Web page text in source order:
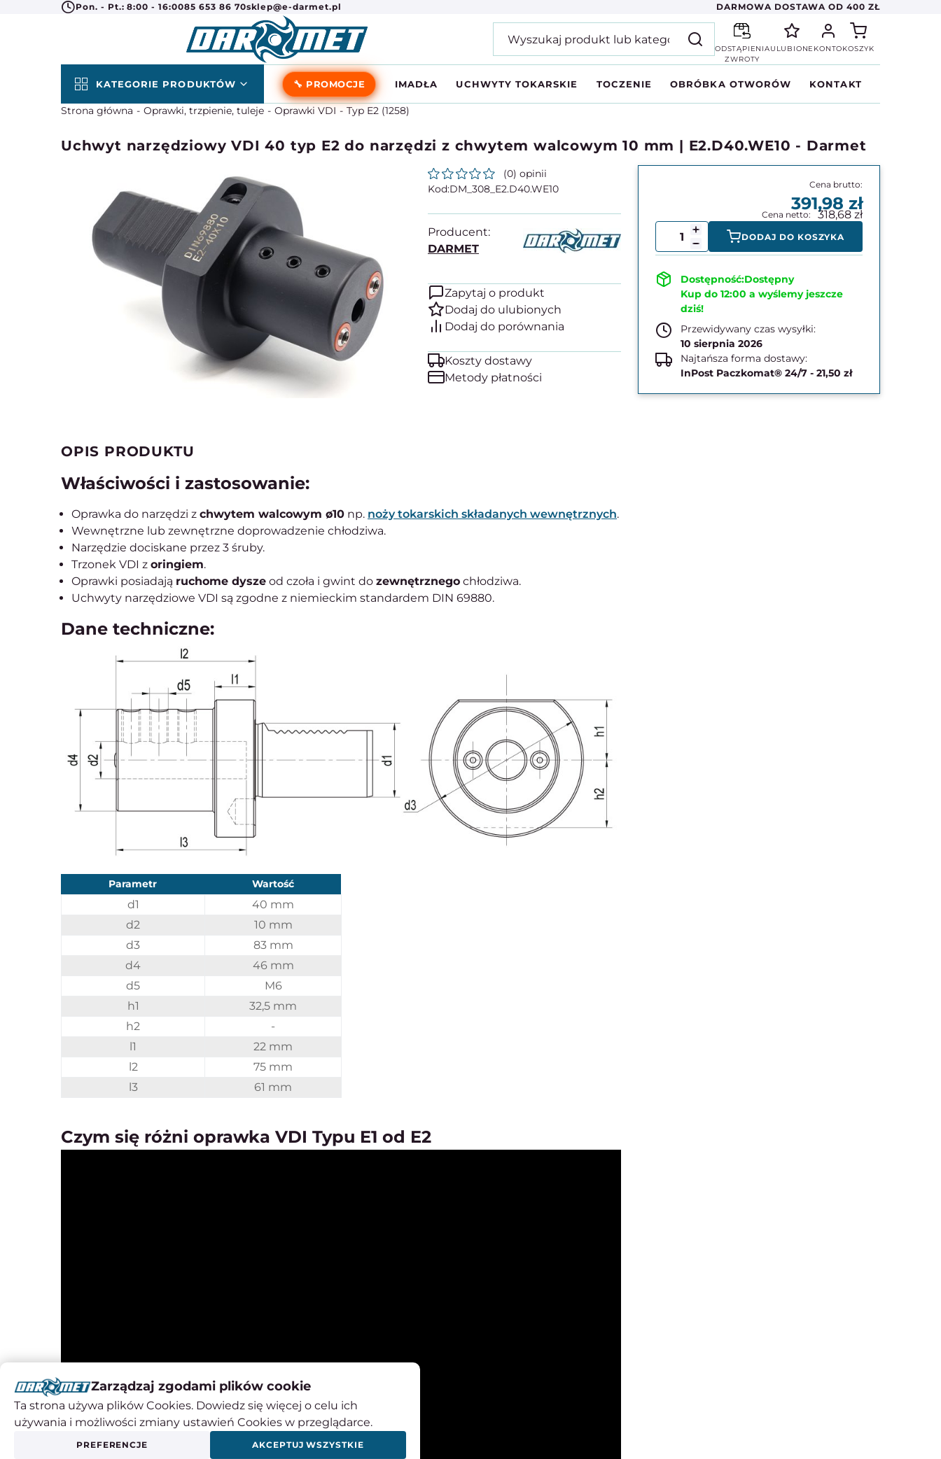
Pon. - Pt.: 8:00 - 16:0085 653 86 70sklep@e-darmet.pl DARMOWA DOSTAWA OD 400 ZŁ
ODSTĄPIENIA
ZWROTY
ULUBIONE KONTOKOSZYK
KATEGORIE PRODUKTÓW 🔧 PROMOCJE IMADŁA UCHWYTY TOKARSKIE TOCZENIE OBRÓBKA OTWORÓW KONTAKT
Strona główna Oprawki, trzpienie, tuleje Oprawki VDI Typ E2 (1258)
Uchwyt narzędziowy VDI 40 typ E2 do narzędzi z chwytem walcowym 10 mm | E2.D40.WE10 - Darmet
(0) opinii
DM_308_E2.D40.WE10
Producent:
DARMET
Zapytaj o produkt
Koszty dostawy
Metody płatności
391,98
318,68
DODAJ DO KOSZYKA
Dostępny
Kup do 12:00 a wyślemy jeszcze
dziś!
Przewidywany czas wysyłki:
10 sierpnia 2026
Najtańsza forma dostawy:
InPost Paczkomat® 24/7 - 21,50 zł
OPIS PRODUKTU
Właściwości i zastosowanie:
Oprawka do narzędzi z chwytem walcowym ø10 np. noży tokarskich składanych wewnętrznych.
Wewnętrzne lub zewnętrzne doprowadzenie chłodziwa.
Narzędzie dociskane przez 3 śruby.
Trzonek VDI z oringiem.
Oprawki posiadają ruchome dysze od czoła i gwint do zewnętrznego chłodziwa.
Uchwyty narzędziowe VDI są zgodne z niemieckim standardem DIN 69880.
Dane techniczne:
Parametr Wartość
d1
40 mm
d2
10 mm
d3
83 mm
d4
46 mm
d5
M6
h1
32,5 mm
h2
-
l1
22 mm
l2
75 mm
l3
61 mm
Czym się różni oprawka VDI Typu E1 od E2
Zarządzaj zgodami plików cookie
Ta strona używa plików Cookies. Dowiedz się więcej o celu ich
używania i możliwości zmiany ustawień Cookies w przeglądarce.
PREFERENCJE AKCEPTUJ WSZYSTKIE